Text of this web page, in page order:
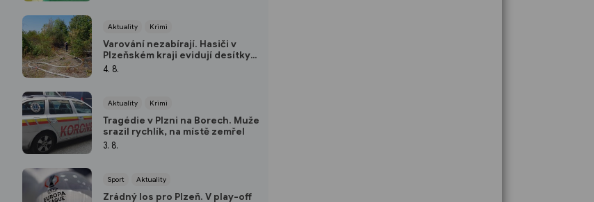
Aktuality Krimi
Varování nezabírají. Hasiči v
Plzeňském kraji evidují desítky
požárů způsobených lidmi
4. 8.
Aktuality Krimi
Tragédie v Plzni na Borech. Muže
srazil rychlík, na místě zemřel
3. 8.
Sport Aktuality
Zrádný los pro Plzeň. V play-off